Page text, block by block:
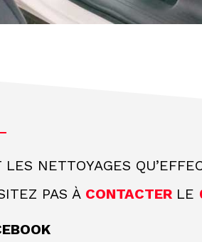
NETTOYAGES
PAS À CONTACTER LE